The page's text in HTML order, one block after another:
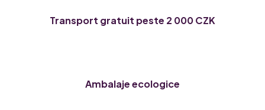
l
u
s
t
Transport gratuit peste 2 000 CZK
Ambalaje ecologice